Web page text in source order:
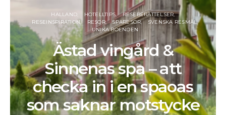
HALLAND HOTELLTIPS
RESEBERÄTTELSER
RESEINSPIRATION
RESOR SPARESOR
SVENSKA RESMÅL
UNIKA BOENDEN
Ästad vingård &
Sinnenas spa – att
checka in i en spaoas
som saknar motstycke